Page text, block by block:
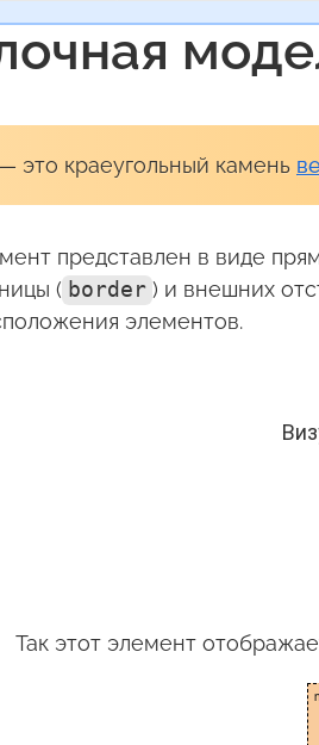
— это краеугольный камень
представлен в виде
( border ) и внешних
элементов.
Так этот элемент